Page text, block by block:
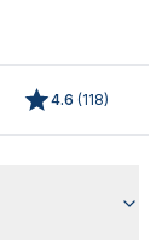
4.6 (118)